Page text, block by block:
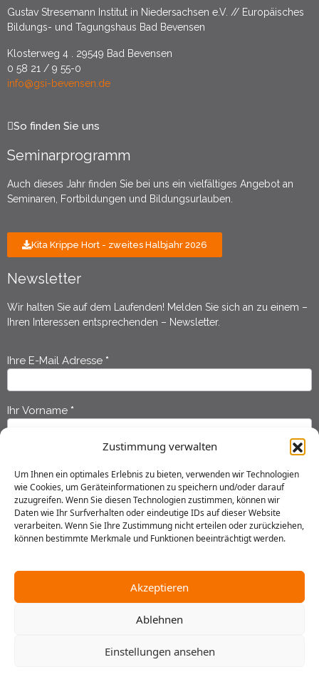
Zustimmung verwalten
Um Ihnen ein optimales Erlebnis zu bieten, verwenden wir Technologien
wie Cookies, um Geräteinformationen zu speichern und/oder darauf
zuzugreifen. Wenn Sie diesen Technologien zustimmen, können wir
Daten wie Ihr Surfverhalten oder eindeutige IDs auf dieser Website
verarbeiten. Wenn Sie Ihre Zustimmung nicht erteilen oder zurückziehen,
können bestimmte Merkmale und Funktionen beeinträchtigt werden.
Akzeptieren
Ablehnen
Einstellungen ansehen
Gustav Stresemann Institut in Niedersachsen e.V. // Europäisches
Bildungs- und Tagungshaus Bad Bevensen
Klosterweg 4 . 29549 Bad Bevensen
0 58 21 / 9 55-0
info@gsi-bevensen.de
So finden Sie uns
Seminarprogramm
Auch dieses Jahr finden Sie bei uns ein vielfältiges Angebot an
Seminaren, Fortbildungen und Bildungsurlauben.
Kita Krippe Hort - zweites Halbjahr 2026
Newsletter
Wir halten Sie auf dem Laufenden! Melden Sie sich an zu einem –
Ihren Interessen entsprechenden – Newsletter.
Newsletter
Anmeldung
Ihre E-Mail Adresse *
Ihr Vorname *
Ich habe die Datenschutzerklärunggelesen und erkläre mich
einverstanden, dass meine Daten gespeichert werden.
Senden
Datenschutz AGB Hausordnung